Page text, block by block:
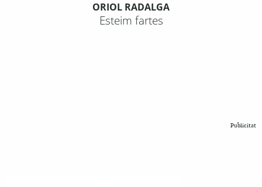
ORIOL RADALGA
Esteim fartes
Publicitat